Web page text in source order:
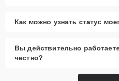
Как можно узнать статус
Вы действительно
честно?